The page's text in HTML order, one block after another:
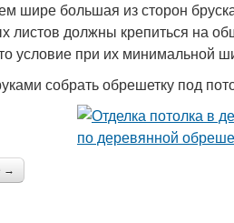
шире большая из сторон
листов должны крепиться на
условие при их минимальной
собрать обрешетку под
→